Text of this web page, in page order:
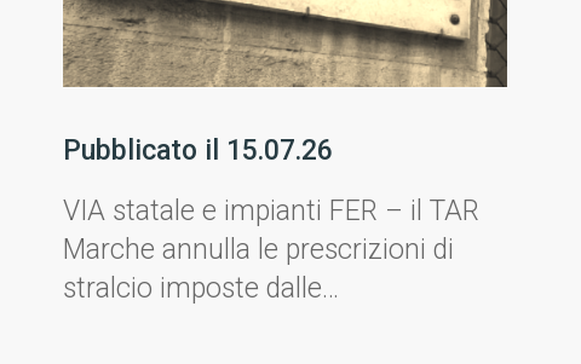
Pubblicato il15.07.26
VIA statale e impianti FER – il TAR
Marche annulla le prescrizioni di
stralcio imposte dalle